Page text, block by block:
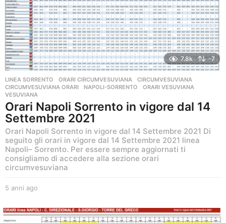
o
7.8k -7
LINEA SORRENTO ,ORARI CIRCUMVESUVIANA CIRCUMVESUVIANA
CIRCUMVESUVIANA ORARI
,NAPOLI-SORRENTO ,ORARI VESUVIANA
VESUVIANA
Orari Napoli Sorrento in vigore dal 14
Settembre 2021
Orari Napoli Sorrento in vigore dal 14 Settembre 2021 Di
seguito gli orari in vigore dal 14 Settembre 2021 linea
Napoli– Sorrento. Per essere sempre aggiornati ti
consigliamo di accedere alla sezione orari
circumvesuviana
5 anni ago
n
n